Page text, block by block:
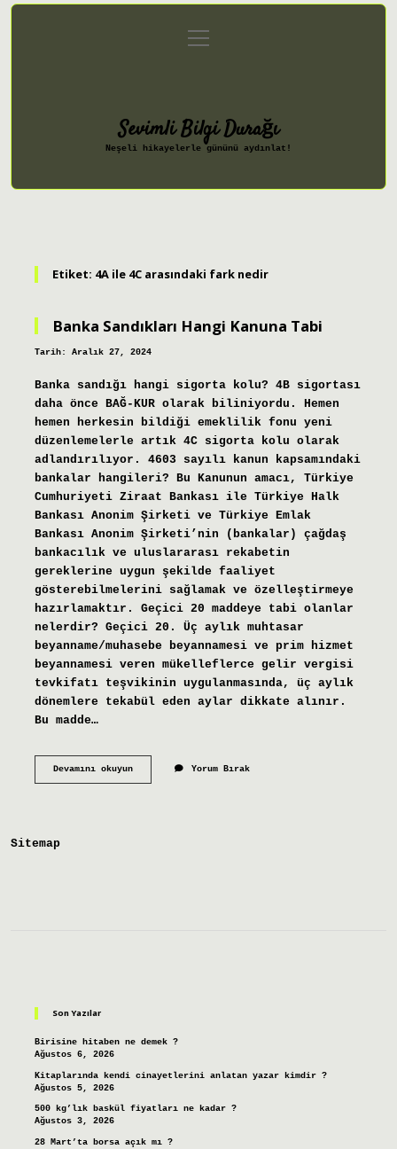
Gizlilik Politikası
menüyü
aç
Sevimli Bilgi Durağı
Neşeli hikayelerle gününü aydınlat!
Etiket: 4A ile 4C arasındaki fark nedir
Banka Sandıkları Hangi Kanuna Tabi
Tarih: Aralık 27, 2024
Banka sandığı hangi sigorta kolu? 4B sigortası
daha önce BAĞ-KUR olarak biliniyordu. Hemen
hemen herkesin bildiği emeklilik fonu yeni
düzenlemelerle artık 4C sigorta kolu olarak
adlandırılıyor. 4603 sayılı kanun kapsamındaki
bankalar hangileri? Bu Kanunun amacı, Türkiye
Cumhuriyeti Ziraat Bankası ile Türkiye Halk
Bankası Anonim Şirketi ve Türkiye Emlak
Bankası Anonim Şirketi’nin (bankalar) çağdaş
bankacılık ve uluslararası rekabetin
gereklerine uygun şekilde faaliyet
gösterebilmelerini sağlamak ve özelleştirmeye
hazırlamaktır. Geçici 20 maddeye tabi olanlar
nelerdir? Geçici 20. Üç aylık muhtasar
beyanname/muhasebe beyannamesi ve prim hizmet
beyannamesi veren mükelleflerce gelir vergisi
tevkifatı teşvikinin uygulanmasında, üç aylık
dönemlere tekabül eden aylar dikkate alınır.
Bu madde…
Devamını okuyunBanka
Yorum Bırak
Sitemap
Son Yazılar
Birisine hitaben ne demek ?
Ağustos 6, 2026
Kitaplarında kendi cinayetlerini anlatan yazar kimdir ?
Ağustos 5, 2026
500 kg’lık baskül fiyatları ne kadar ?
Ağustos 3, 2026
28 Mart’ta borsa açık mı ?